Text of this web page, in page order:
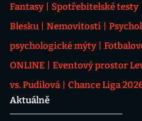
Fantasy
Spotřebitelské testy
Blesku
Nemovitosti
psychologické mýty
ONLINE
Eventový prostor
vs. Pudilová
Chance Liga
Aktuálně